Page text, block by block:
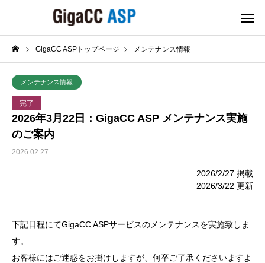
GigaCC ASPトップページ メンテナンス情報
メンテナンス情報
完了
2026年3月22日：GigaCC ASP メンテナンス実施
のご案内
2026.02.27
2026/2/27 掲載
2026/3/22 更新
下記日程にてGigaCC ASPサービスのメンテナンスを実施致しま
す。
お客様にはご迷惑をお掛けしますが、何卒ご了承くださいますよ